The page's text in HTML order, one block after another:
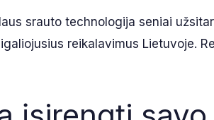
srauto technologija seniai
reikalavimus Lietuvoje.